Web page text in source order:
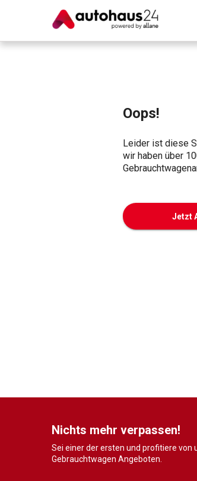
Oops!
Leider ist diese
wir haben über
Jetzt
Nichts mehr verpassen!
Sei einer der ersten und profitiere von
Gebrauchtwagen Angeboten.